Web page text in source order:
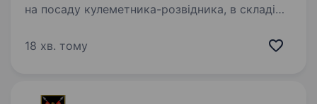
на посаду кулеметника-розвідника, в складі
20-го Армійського Корпусу. Вакансія підпадає
18 хв. тому